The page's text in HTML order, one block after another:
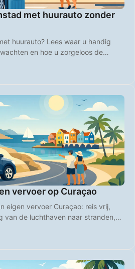
met huurauto zonder
huurauto? Lees waar u handig
en hoe u zorgeloos de
vervoer op Curaçao
eigen vervoer Curaçao: reis vrij,
van de luchthaven naar stranden,